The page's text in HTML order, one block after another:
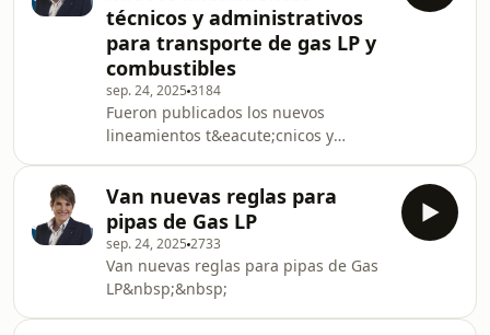
técnicos y administrativos
para transporte de gas LP y
combustibles
sep. 24, 2025 3184
Fueron publicados los nuevos
lineamientos t&eacute;cnicos y
Van nuevas reglas para
pipas de Gas LP
sep. 24, 2025 2733
Van nuevas reglas para pipas de Gas
LP&nbsp;&nbsp;